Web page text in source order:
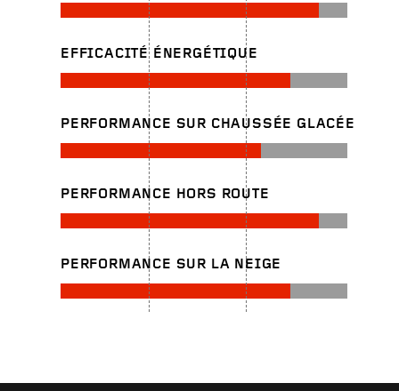
EFFICACITÉ ÉNERGÉTIQUE
PERFORMANCE SUR CHAUSSÉE GLACÉE
PERFORMANCE HORS ROUTE
PERFORMANCE SUR LA NEIGE